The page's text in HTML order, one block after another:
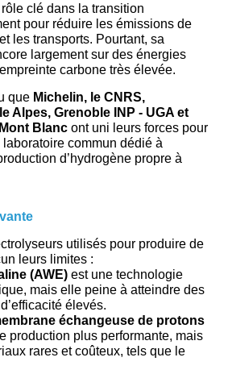
rôle clé dans la transition
pour réduire les émissions de
les transports. Pourtant, sa
largement sur des énergies
carbone très élevée.
que Michelin, le CNRS,
Alpes, Grenoble INP - UGA et
Blancont uni leurs forces pour
laboratoire commun dédié à
d’hydrogène propre à
utilisés pour produire de
leurs limites :
(AWE)est une technologie
mais elle peine à atteindre des
élevés.
échangeuse de protons
production plus performante, mais
rares et coûteux, tels que le